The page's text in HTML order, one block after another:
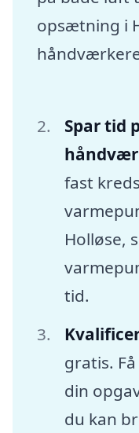
opsætning i
Spar tid
fast
Holløse,
tid.
gratis.
din
du kan